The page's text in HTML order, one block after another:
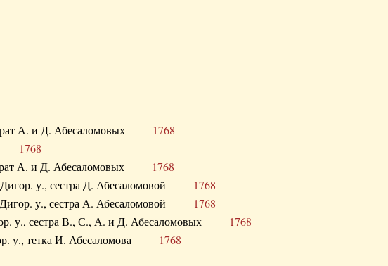
брат А. и Д. Абесаломовых 1768
1768
брат А. и Д. Абесаломовых 1768
Дигор. у., сестра Д. Абесаломовой 1768
Дигор. у., сестра А. Абесаломовой 1768
у., сестра В., С., А. и Д. Абесаломовых 1768
у., тетка И. Абесаломова 1768